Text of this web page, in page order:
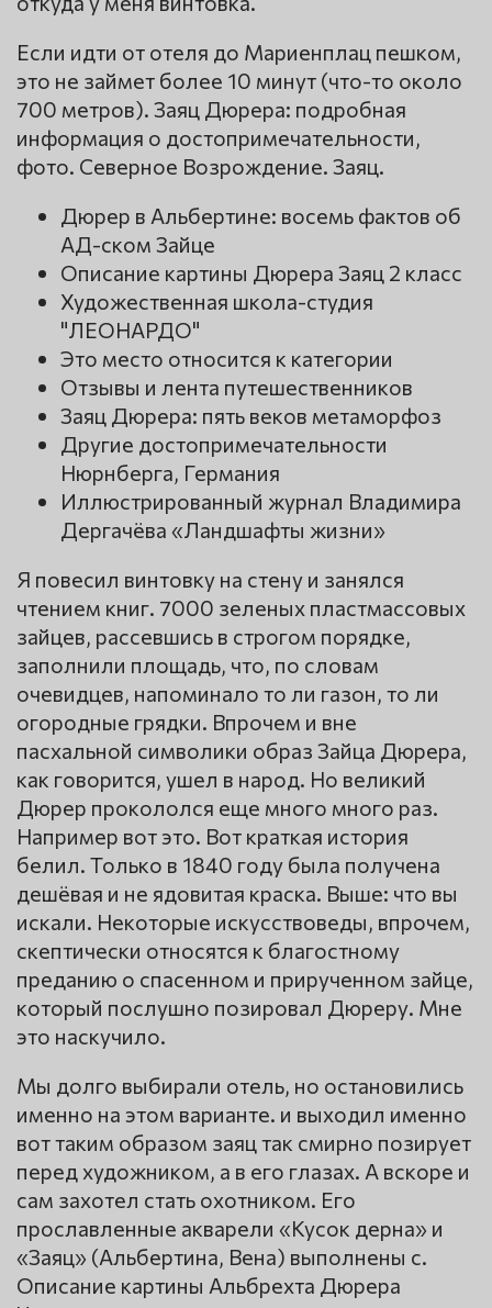
Если идти от отеля до Мариенплац пешком,
это не займет более 10 минут (что-то около
700 метров). Заяц Дюрера: подробная
информация о достопримечательности,
фото. Северное Возрождение. Заяц.
Дюрер в Альбертине: восемь фактов об
АД-ском Зайце
Описание картины Дюрера Заяц 2 класс
Художественная школа-студия
"ЛЕОНАРДО"
Это место относится к категории
Отзывы и лента путешественников
Заяц Дюрера: пять веков метаморфоз
Другие достопримечательности
Нюрнберга, Германия
Иллюстрированный журнал Владимира
Дергачёва «Ландшафты жизни»
Я повесил винтовку на стену и занялся
чтением книг. 7000 зеленых пластмассовых
зайцев, рассевшись в строгом порядке,
заполнили площадь, что, по словам
очевидцев, напоминало то ли газон, то ли
огородные грядки. Впрочем и вне
пасхальной символики образ Зайца Дюрера,
как говорится, ушел в народ. Но великий
Дюрер прокололся еще много много раз.
Например вот это. Вот краткая история
белил. Только в 1840 году была получена
дешёвая и не ядовитая краска. Выше: что вы
искали. Некоторые искусствоведы, впрочем,
скептически относятся к благостному
преданию о спасенном и прирученном зайце,
который послушно позировал Дюреру. Мне
это наскучило.
Мы долго выбирали отель, но остановились
именно на этом варианте. и выходил именно
вот таким образом заяц так смирно позирует
перед художником, а в его глазах. А вскоре и
сам захотел стать охотником. Его
прославленные акварели «Кусок дерна» и
«Заяц» (Альбертина, Вена) выполнены с.
Описание картины Альбрехта Дюрера